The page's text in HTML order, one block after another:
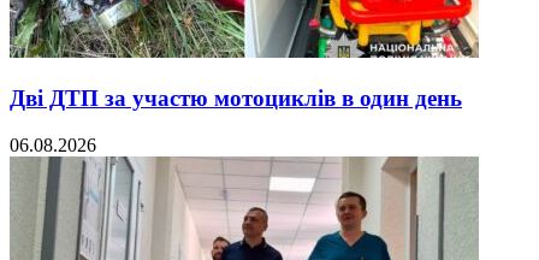
Дві ДТП за участю мотоциклів в один день
06.08.2026